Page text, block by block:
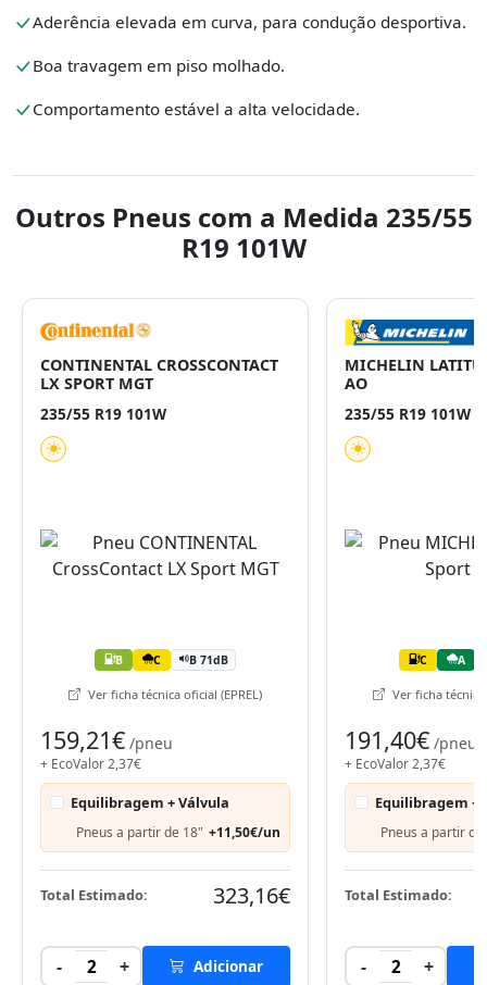
Aderência elevada em curva, para condução desportiva.
Boa travagem em piso molhado.
Comportamento estável a alta velocidade.
Outros Pneus com a Medida 235/55
R19 101W
CONTINENTAL CROSSCONTACT
LX SPORT MGT
235/55 R19 101W
B C B 71dB
Ver ficha técnica oficial (EPREL)
159,21€ /pneu
+ EcoValor 2,37€
Equilibragem + Válvula
Pneus a partir de 18" +11,50€/un
Total Estimado: 323,16€
- 2 + Adicionar
MICHELIN
AO
235/55 R19 101W
C A
Ver ficha técnica
191,40€ /pneu
+ EcoValor 2,37€
Equilibragem +
Pneus a partir
Total Estimado:
- 2 +